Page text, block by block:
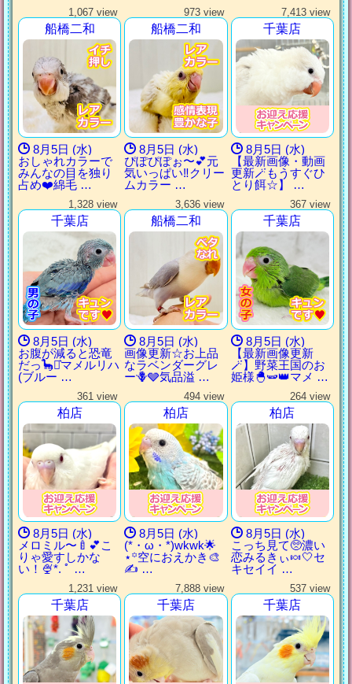
1,067 view
船橋二和
8月5日 (水)
おしゃれカラーで
みんなの目を独り
占め❤️綿毛 …
973 view
船橋二和
8月5日 (水)
ぴぽぴぽぉ〜💕元
気いっぱい‼︎クリー
ムカラー …
7,413 view
千葉店
8月5日 (水)
【最新画像・動画
更新🪄もうすぐひ
とり餌‪☆】 …
1,328 view
千葉店
8月5日 (水)
お腹が減ると恐竜
だっ🦕⋆͛マメルリハ
(ブルー …
3,636 view
船橋二和
8月5日 (水)
画像更新☆お上品
なラベンダーグレ
ー🪻🩶気品溢 …
367 view
千葉店
8月5日 (水)
【最新画像更新
🪄】野菜王国のお
姫様🐣🫛👑マメ …
361 view
柏店
8月5日 (水)
メロミル〜🍼💕こ
りゃ愛すしかな
い！🍨*. ﾟ …
494 view
柏店
8月5日 (水)
(*・ω・*)wkwk🌟
⋆꙳空におえかき🎨
✍ …
264 view
柏店
8月5日 (水)
こっち見て🥺濃い
恋みるきぃ🍬‎🤍‎セ
キセイイ …
1,231 view
千葉店
7,888 view
千葉店
537 view
千葉店